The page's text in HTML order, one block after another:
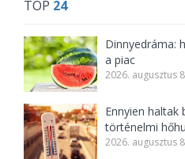
TOP 24
Dinnyedráma:
a piac
2026. augusztus
Ennyien haltak
történelmi
2026. augusztus